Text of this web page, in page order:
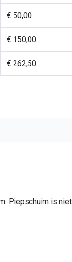
€ 50,00
€ 150,00
€ 262,50
Piepschuim is niet